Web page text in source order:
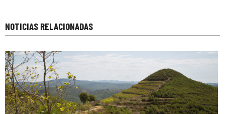
NOTICIAS RELACIONADAS